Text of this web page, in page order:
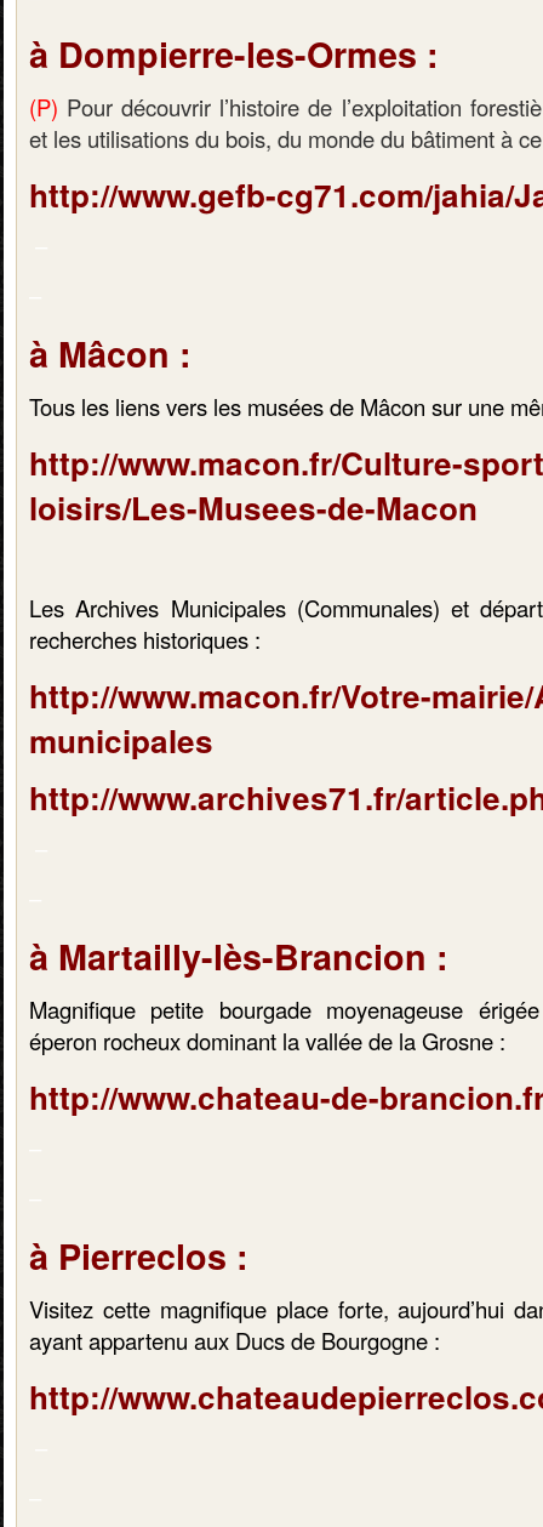
à Dompierre-les-Ormes :
(P) Pour découvrir l’histoire de l’exploitation
et les utilisations du bois, du monde du bâtiment à
http://www.gefb-cg71.com/jahia/
à Mâcon :
Tous les liens vers les musées de Mâcon sur une
http://www.macon.fr/Culture-
loisirs/Les-Musees-de-Macon
Les Archives Municipales (Communales) et
recherches historiques :
http://www.macon.fr/Votre-
municipales
http://www.archives71.fr/
à Martailly-lès-Brancion :
Magnifique petite bourgade moyenageuse
éperon rocheux dominant la vallée de la Grosne :
http://www.chateau-de-
à Pierreclos :
Visitez cette magnifique place forte, aujourd’hui
ayant appartenu aux Ducs de Bourgogne :
http://